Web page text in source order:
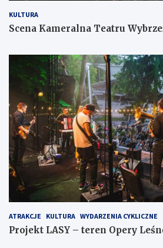
KULTURA
Scena Kameralna Teatru
ATRAKCJE KULTURA WYDARZENIA CYKLICZNE
Projekt LASY – teren Opery